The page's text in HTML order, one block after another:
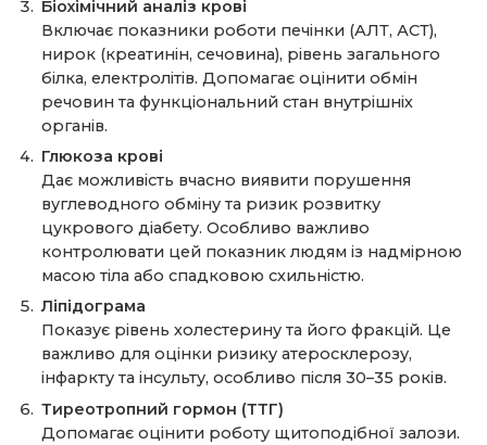
Біохімічний аналіз крові
Включає показники роботи печінки (АЛТ, АСТ),
нирок (креатинін, сечовина), рівень загального
білка, електролітів. Допомагає оцінити обмін
речовин та функціональний стан внутрішніх
органів.
Глюкоза крові
Дає можливість вчасно виявити порушення
вуглеводного обміну та ризик розвитку
цукрового діабету. Особливо важливо
контролювати цей показник людям із надмірною
масою тіла або спадковою схильністю.
Ліпідограма
Показує рівень холестерину та його фракцій. Це
важливо для оцінки ризику атеросклерозу,
інфаркту та інсульту, особливо після 30–35 років.
Тиреотропний гормон (ТТГ)
Допомагає оцінити роботу щитоподібної залози.